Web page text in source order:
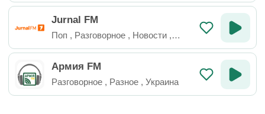
Jurnal FM
Поп , Разговорное , Новости ,
Молдова
Армия FM
Разговорное , Разное , Украина